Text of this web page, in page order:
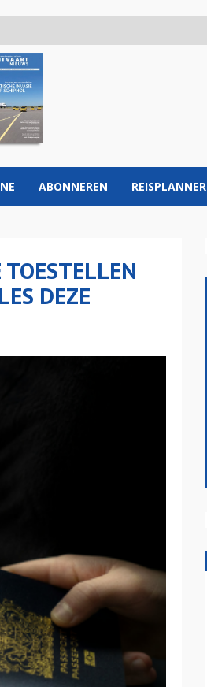
ABONNEREN REISPLANNER
DEZE